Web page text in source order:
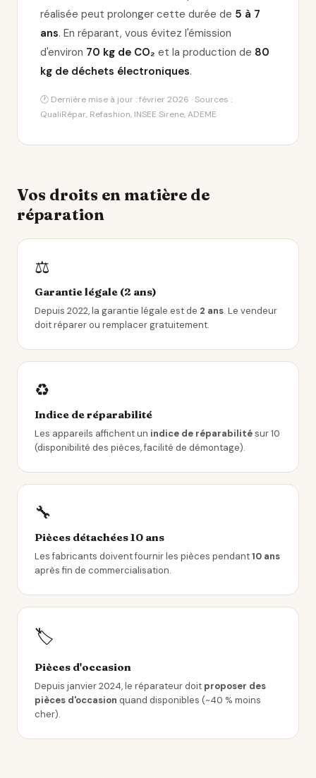
réalisée peut prolonger cette durée de 5 à 7
ans. En réparant, vous évitez l'émission
d'environ 70 kg de CO₂ et la production de 80
kg de déchets électroniques.
🕐 Dernière mise à jour : février 2026 · Sources :
QualiRépar, Refashion, INSEE Sirene, ADEME
Vos droits en matière de
réparation
⚖️
Garantie légale (2 ans)
Depuis 2022, la garantie légale est de 2 ans. Le vendeur
doit réparer ou remplacer gratuitement.
♻️
Indice de réparabilité
Les appareils affichent un indice de réparabilitésur 10
(disponibilité des pièces, facilité de démontage).
🔧
Pièces détachées 10 ans
Les fabricants doivent fournir les pièces pendant10 ans
après fin de commercialisation.
🏷️
Pièces d'occasion
Depuis janvier 2024, le réparateur doit proposer des
pièces d'occasion quand disponibles (~40 % moins
cher).